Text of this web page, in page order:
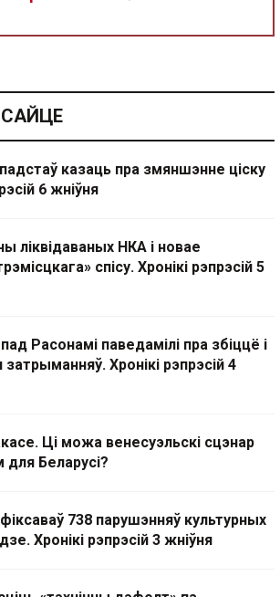
казаць пра змяншэнне ціску
6 жніўня
ліквідаваных НКА і новае
спісу. Хронікі рэпрэсій 5
Расонамі паведамілі пра збіццё і
Хронікі рэпрэсій 4
Ці можа венесуэльскі сцэнар
Беларусі?
738 парушэнняў культурных
Хронікі рэпрэсій 3 жніўня